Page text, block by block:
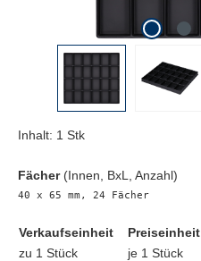
Inhalt: 1 Stk
Fächer (Innen, BxL, Anzahl)
40 x 65 mm, 24 Fächer
Verkaufseinheit
Preiseinheit
zu 1 Stück
je 1 Stück